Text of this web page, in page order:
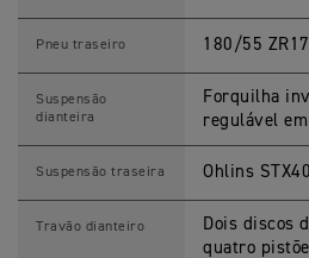
Pneu traseiro 180/55 ZR17
Suspensão
dianteira
Forquilha
regulável
Suspensão traseira Ohlins
Travão dianteiro
Dois discos
quatro